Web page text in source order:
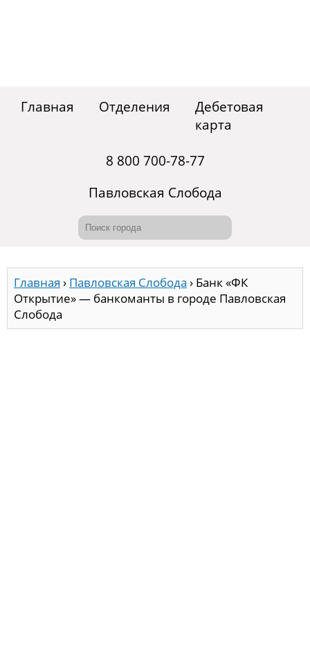
Главная Отделения
Дебетовая
карта
8 800 700-78-77
Павловская Слобода
Главная › Павловская Слобода › Банк «ФК
Открытие» — банкоманты в городе Павловская
Слобода